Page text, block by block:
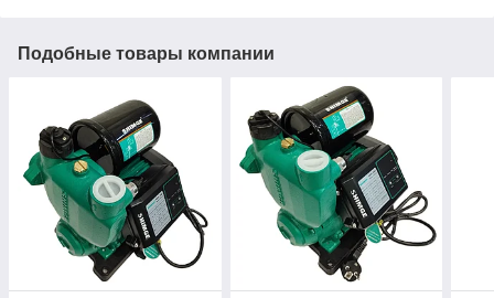
Подобные товары компании